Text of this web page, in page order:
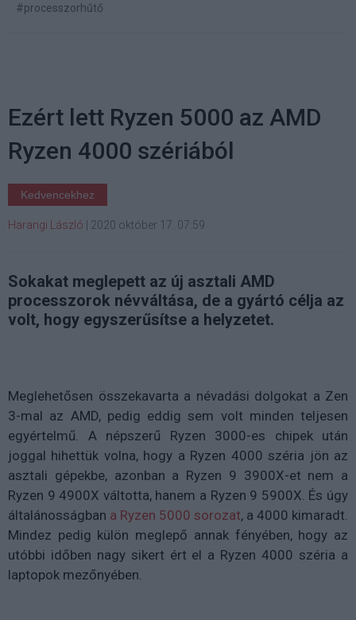
#processzorhűtő
Ezért lett Ryzen 5000 az AMD
Ryzen 4000 szériából
Kedvencekhez
Harangi László | 2020 október 17. 07:59
Sokakat meglepett az új asztali AMD
processzorok névváltása, de a gyártó célja az
volt, hogy egyszerűsítse a helyzetet.
Meglehetősen összekavarta a névadási dolgokat a Zen
3-mal az AMD, pedig eddig sem volt minden teljesen
egyértelmű. A népszerű Ryzen 3000-es chipek után
joggal hihettük volna, hogy a Ryzen 4000 széria jön az
asztali gépekbe, azonban a Ryzen 9 3900X-et nem a
Ryzen 9 4900X váltotta, hanem a Ryzen 9 5900X. És úgy
általánosságban a Ryzen 5000 sorozat, a 4000 kimaradt.
Mindez pedig külön meglepő annak fényében, hogy az
utóbbi időben nagy sikert ért el a Ryzen 4000 széria a
laptopok mezőnyében.